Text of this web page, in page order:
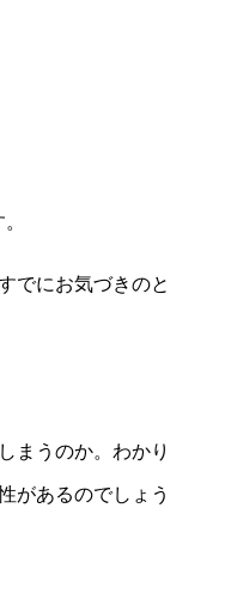
でにお気づきのと
まうのか。わかり
があるのでしょう